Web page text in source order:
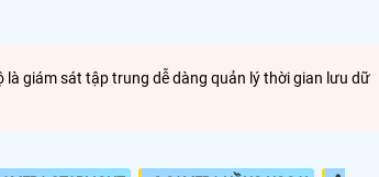
giám sát tập trung dễ dàng quản lý thời gian lưu dữ